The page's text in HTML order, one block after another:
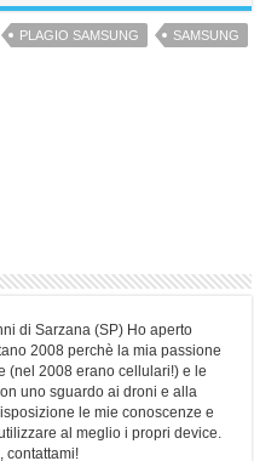
PLAGIO SAMSUNG
SAMSUNG
di Sarzana (SP) Ho aperto
2008 perchè la mia passione
(nel 2008 erano cellulari!) e le
uno sguardo ai droni e alla
le mie conoscenze e
al meglio i propri device.
contattami!